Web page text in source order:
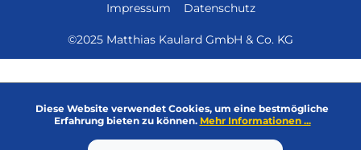
Impressum Datenschutz
©2025 Matthias Kaulard GmbH & Co. KG
Diese Website verwendet Cookies, um eine bestmögliche
Erfahrung bieten zu können. Mehr Informationen ...